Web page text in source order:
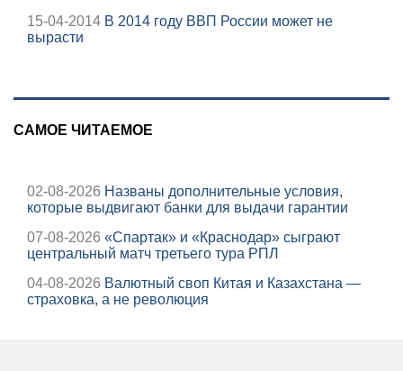
15-04-2014 В 2014 году ВВП России может не
вырасти
САМОЕ ЧИТАЕМОЕ
02-08-2026 Названы дополнительные условия,
которые выдвигают банки для выдачи гарантии
07-08-2026 «Спартак» и «Краснодар» сыграют
центральный матч третьего тура РПЛ
04-08-2026 Валютный своп Китая и Казахстана —
страховка, а не революция